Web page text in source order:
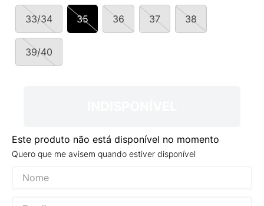
33/34 35 36 37 38
39/40
Este produto não está disponível no momento
Quero que me avisem quando estiver disponível
9º
NEW 530
10º VANS TÊNIS VANS ULTRARANGE